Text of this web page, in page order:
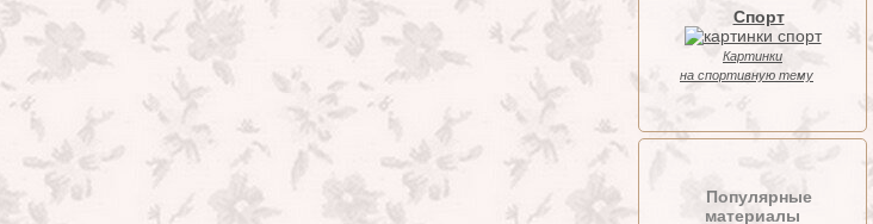
Спорт
Картинки
на спортивную тему
Популярные
материалы